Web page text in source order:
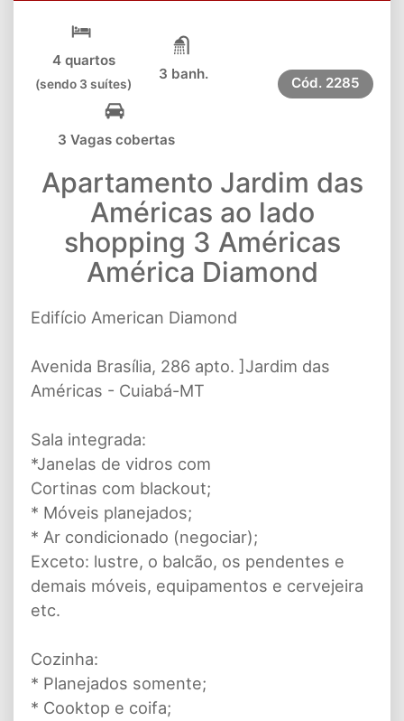
4 quartos
(sendo 3 suítes)
3 banh.
3 Vagas cobertas
Cód. 2285
Apartamento Jardim das
Américas ao lado
shopping 3 Américas
América Diamond
Edifício American Diamond
Avenida Brasília, 286 apto. ]Jardim das
Américas - Cuiabá-MT
Sala integrada:
*Janelas de vidros com
Cortinas com blackout;
* Móveis planejados;
* Ar condicionado (negociar);
Exceto: lustre, o balcão, os pendentes e
demais móveis, equipamentos e cervejeira
etc.
Cozinha:
* Planejados somente;
* Cooktop e coifa;